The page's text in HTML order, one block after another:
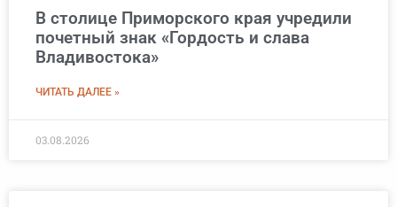
В столице Приморского края учредили
почетный знак «Гордость и слава
Владивостока»
ЧИТАТЬ ДАЛЕЕ »
03.08.2026